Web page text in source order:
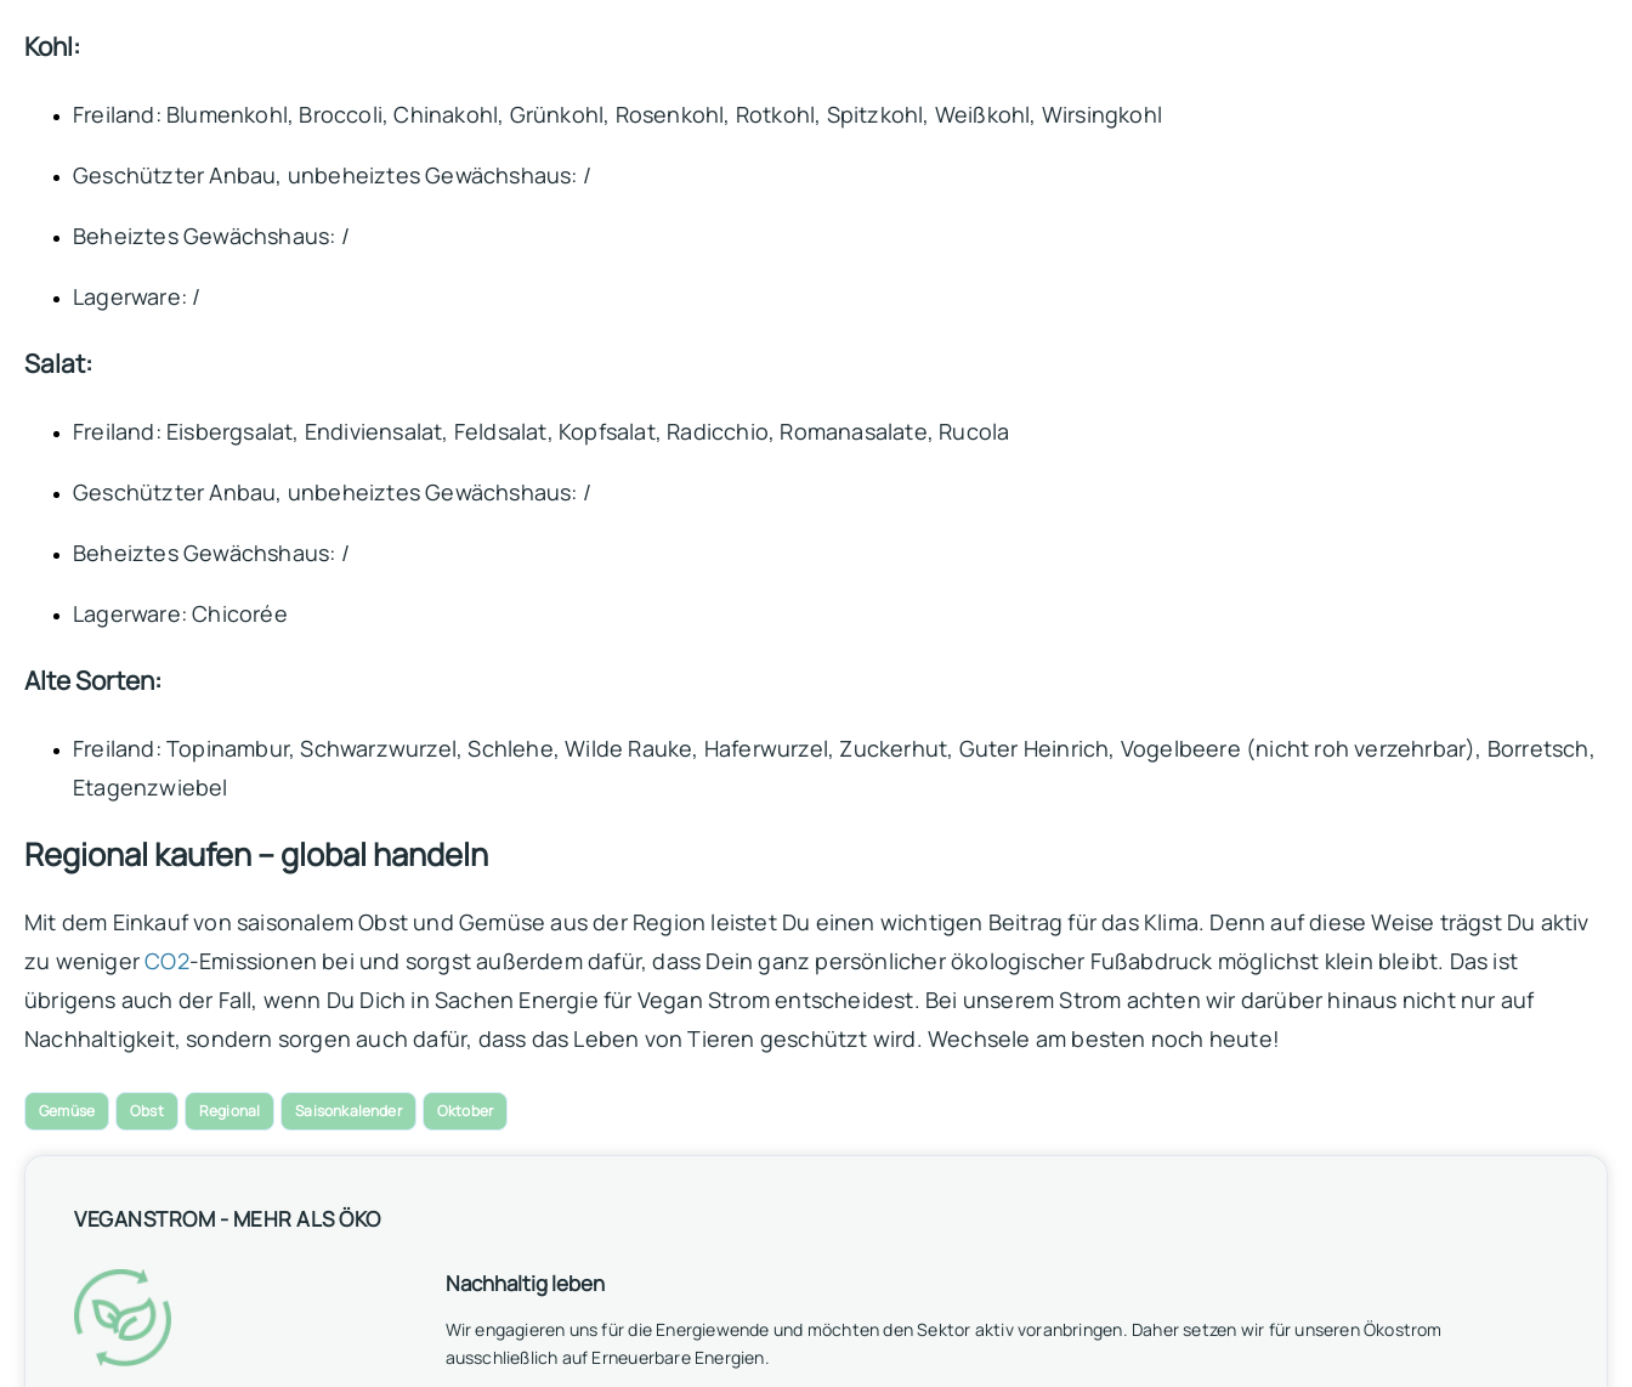
Kohl:
Freiland: Blumenkohl, Broccoli, Chinakohl, Grünkohl, Rosenkohl, Rotkohl, Spitzkohl, Weißkohl, Wirsingkohl
Geschützter Anbau, unbeheiztes Gewächshaus: /
Beheiztes Gewächshaus: /
Lagerware: /
Salat:
Freiland: Eisbergsalat, Endiviensalat, Feldsalat, Kopfsalat, Radicchio, Romanasalate, Rucola
Geschützter Anbau, unbeheiztes Gewächshaus: /
Beheiztes Gewächshaus: /
Lagerware: Chicorée
Alte Sorten:
Freiland: Topinambur, Schwarzwurzel, Schlehe, Wilde Rauke, Haferwurzel, Zuckerhut, Guter Heinrich, Vogelbeere (nicht roh verzehrbar), Borretsch,
Etagenzwiebel
Regional kaufen – global handeln
Mit dem Einkauf von saisonalem Obst und Gemüse aus der Region leistet Du einen wichtigen Beitrag für das Klima. Denn auf diese Weise trägst Du aktiv
zu wenigerCO2-Emissionen bei und sorgst außerdem dafür, dass Dein ganz persönlicher ökologischer Fußabdruck möglichst klein bleibt. Das ist
übrigens auch der Fall, wenn Du Dich in Sachen Energie für Vegan Strom entscheidest. Bei unserem Strom achten wir darüber hinaus nicht nur auf
Nachhaltigkeit, sondern sorgen auch dafür, dass das Leben von Tieren geschützt wird. Wechsele am besten noch heute!
Gemüse Obst Regional Saisonkalender Oktober
VEGANSTROM - MEHR ALS ÖKO
Nachhaltig leben
Wir engagieren uns für die Energiewende und möchten den Sektor aktiv voranbringen. Daher setzen wir für unseren Ökostrom
ausschließlich auf Erneuerbare Energien.